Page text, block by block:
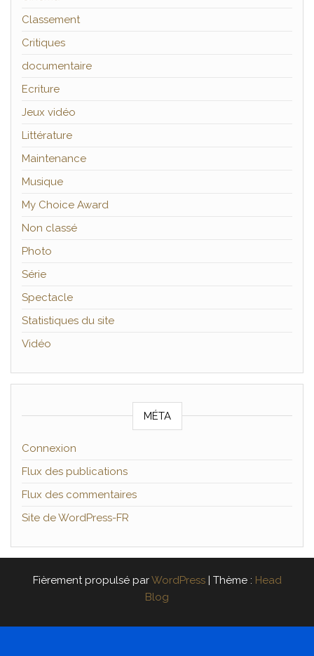
Classement
Critiques
documentaire
Ecriture
Jeux vidéo
Littérature
Maintenance
Musique
My Choice Award
Non classé
Photo
Série
Spectacle
Statistiques du site
Vidéo
MÉTA
Connexion
Flux des publications
Flux des commentaires
Site de WordPress-FR
Fièrement propulsé parWordPress | Thème : Head
Blog